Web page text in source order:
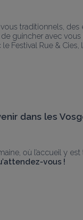
traditionnels, des
guincher avec
Festival Rue & Cies,
dans les
où l’accueil y
vous !